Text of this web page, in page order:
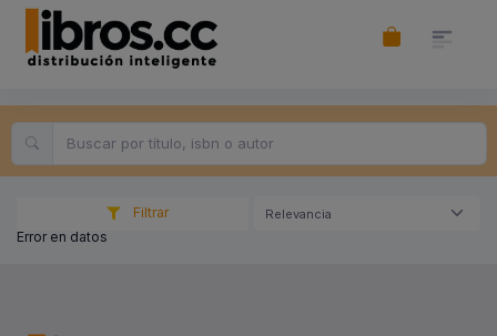
Filtrar Relevancia
Error en datos